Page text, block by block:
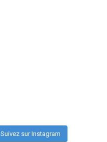
Suivez sur Instagram